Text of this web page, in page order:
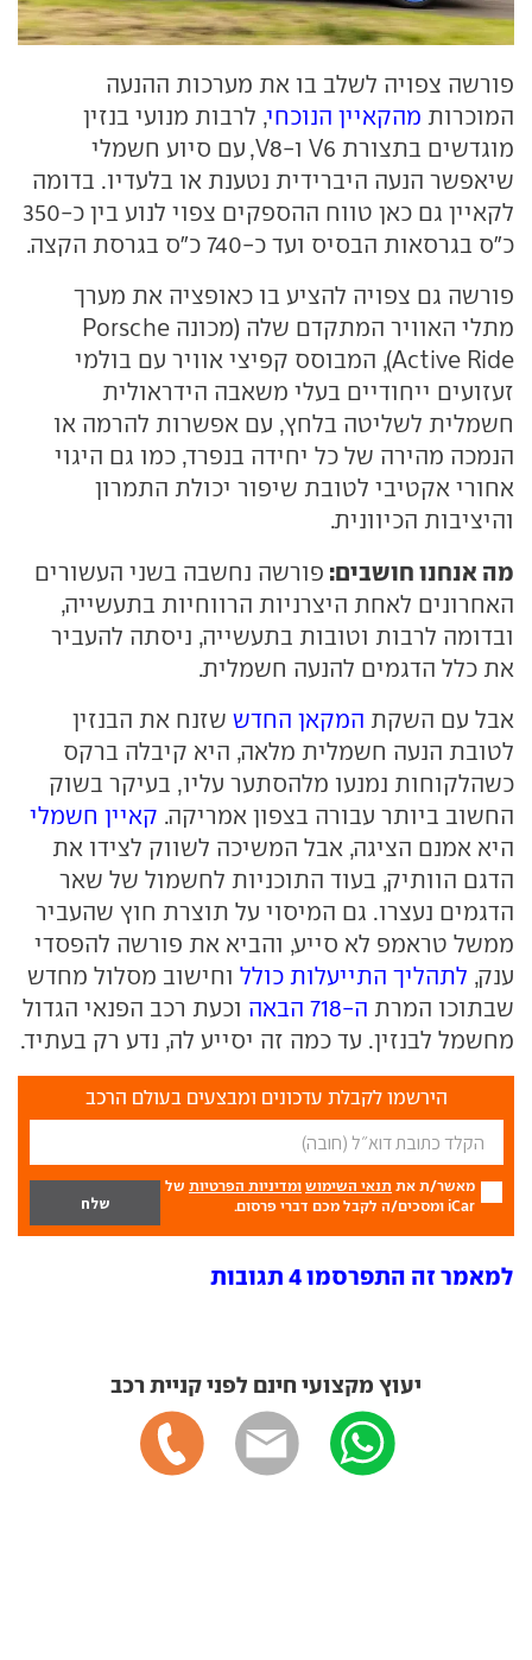
פורשה צפויה לשלב בו את מערכות ההנעה
המוכרות מהקאיין הנוכחי, לרבות מנועי בנזין
מוגדשים בתצורת V6 ו-V8, עם סיוע חשמלי
שיאפשר הנעה היברידית נטענת או בלעדיו. בדומה
לקאיין גם כאן טווח ההספקים צפוי לנוע בין כ-350
כ"ס בגרסאות הבסיס ועד כ-740 כ"ס בגרסת הקצה.
פורשה גם צפויה להציע בו כאופציה את מערך
מתלי האוויר המתקדם שלה (מכונה Porsche
Active Ride), המבוסס קפיצי אוויר עם בולמי
זעזועים ייחודיים בעלי משאבה הידראולית
חשמלית לשליטה בלחץ, עם אפשרות להרמה או
הנמכה מהירה של כל יחידה בנפרד, כמו גם היגוי
אחורי אקטיבי לטובת שיפור יכולת התמרון
והיציבות הכיוונית.
מה אנחנו חושבים: פורשה נחשבה בשני העשורים
האחרונים לאחת היצרניות הרווחיות בתעשייה,
ובדומה לרבות וטובות בתעשייה, ניסתה להעביר
את כלל הדגמים להנעה חשמלית.
אבל עם השקת המקאן החדש שזנח את הבנזין
לטובת הנעה חשמלית מלאה, היא קיבלה ברקס
כשהלקוחות נמנעו מלהסתער עליו, בעיקר בשוק
החשוב ביותר עבורה בצפון אמריקה. קאיין חשמלי
היא אמנם הציגה, אבל המשיכה לשווק לצידו את
הדגם הוותיק, בעוד התוכניות לחשמול של שאר
הדגמים נעצרו. גם המיסוי על תוצרת חוץ שהעביר
ממשל טראמפ לא סייע, והביא את פורשה להפסדי
ענק, לתהליך התייעלות כולל וחישוב מסלול מחדש
שבתוכו המרת ה-718 הבאה
וכעת רכב הפנאי הגדול
מחשמל לבנזין. עד כמה זה יסייע לה, נדע רק בעתיד.
הירשמו לקבלת עדכונים ומבצעים בעולם הרכב
מאשר/ת את תנאי השימוש ומדיניות הפרטיות של
iCar ומסכים/ה לקבל מכם דברי פרסום.
למאמר זה התפרסמו 4 תגובות
יעוץ מקצועי חינם לפני קניית רכב